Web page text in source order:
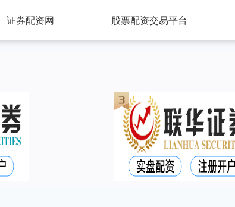
证券配资网 股票配资交易平台